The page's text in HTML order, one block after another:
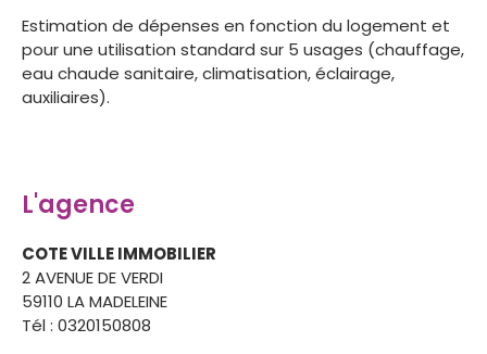
Estimation de dépenses en fonction du logement et
pour une utilisation standard sur 5 usages (chauffage,
eau chaude sanitaire, climatisation, éclairage,
auxiliaires).
L'agence
COTE VILLE IMMOBILIER
2 AVENUE DE VERDI
59110 LA MADELEINE
Tél : 0320150808